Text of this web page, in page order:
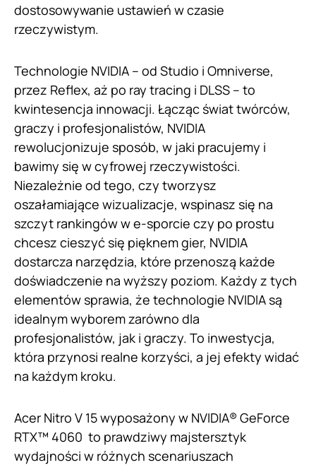
dostosowywanie ustawień w czasie
rzeczywistym.
Technologie NVIDIA – od Studio i Omniverse,
przez Reflex, aż po ray tracing i DLSS – to
kwintesencja innowacji. Łącząc świat twórców,
graczy i profesjonalistów, NVIDIA
rewolucjonizuje sposób, w jaki pracujemy i
bawimy się w cyfrowej rzeczywistości.
Niezależnie od tego, czy tworzysz
oszałamiające wizualizacje, wspinasz się na
szczyt rankingów w e-sporcie czy po prostu
chcesz cieszyć się pięknem gier, NVIDIA
dostarcza narzędzia, które przenoszą każde
doświadczenie na wyższy poziom. Każdy z tych
elementów sprawia, że technologie NVIDIA są
idealnym wyborem zarówno dla
profesjonalistów, jak i graczy. To inwestycja,
która przynosi realne korzyści, a jej efekty widać
na każdym kroku.
Acer Nitro V 15 wyposażony w NVIDIA® GeForce
RTX™ 4060 to prawdziwy majstersztyk
wydajności w różnych scenariuszach